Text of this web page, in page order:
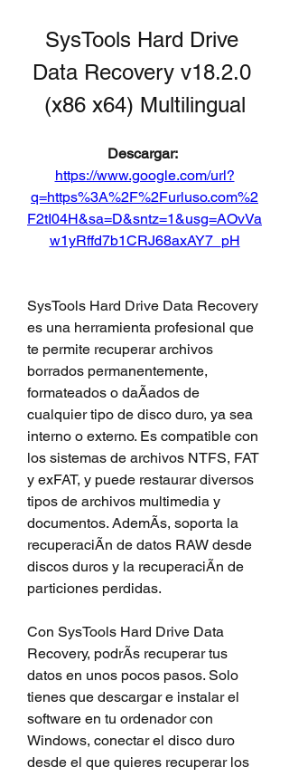
SysTools Hard Drive
Data Recovery v18.2.0
(x86 x64) Multilingual
https://www.google.com/url?
q=https%3A%2F%2Furluso.com%2
F2tI04H&sa=D&sntz=1&usg=AOvVa
w1yRffd7b1CRJ68axAY7_pH
SysTools Hard Drive Data Recovery
es una herramienta profesional que
te permite recuperar archivos
borrados permanentemente,
formateados o daÃados de
cualquier tipo de disco duro, ya sea
interno o externo. Es compatible con
los sistemas de archivos NTFS, FAT
y exFAT, y puede restaurar diversos
tipos de archivos multimedia y
documentos. AdemÃs, soporta la
recuperaciÃn de datos RAW desde
discos duros y la recuperaciÃn de
particiones perdidas.
Con SysTools Hard Drive Data
Recovery, podrÃs recuperar tus
datos en unos pocos pasos. Solo
tienes que descargar e instalar el
software en tu ordenador con
Windows, conectar el disco duro
desde el que quieres recuperar los